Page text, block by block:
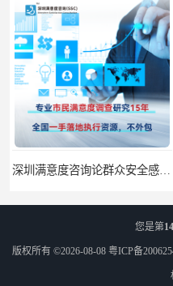
您是第
版权所有 ©2026-08-08 粤ICP备